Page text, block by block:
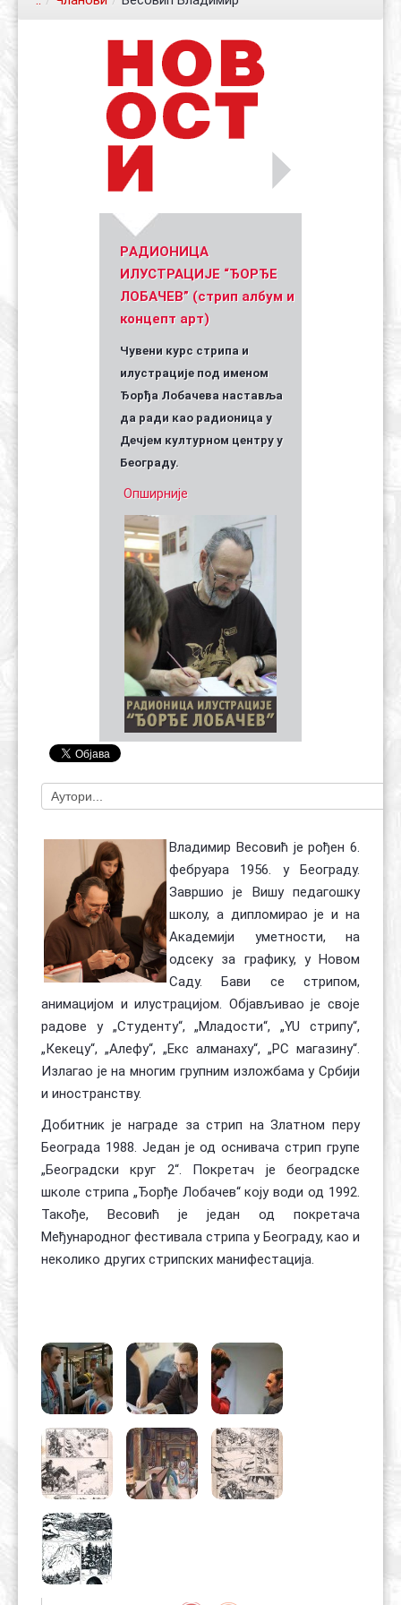
Уметник стрипа и духа Геза Шетет
(Биографија и стрипографија)
PАДИОНИЦА
ИЛУСТРАЦИЈЕ “ЂОРЂЕ
ЛОБАЧЕВ” (стрип албум и
концепт арт)
Чувени курс стрипа и
илустрације под именом
Ђорђа Лобачева наставља
да ради као радионица у
Дечјем културном центру у
Београду.
Опширније
Владимир Весовић је рођен 6.
фебруара 1956. у Београду.
Завршио је Вишу педагошку
школу, а дипломирао је и на
Академији уметности, на
одсеку за графику, у Новом
Саду. Бави се стрипом,
анимацијом и илустрацијом. Објављивао је своје
радове у „Студенту“, „Младости“, „YU стрипу“,
„Кекецу“, „Алефу“, „Екс алманаху“, „РС магазину“.
Излагао је на многим групним изложбама у Србији
и иностранству.
Добитник је награде за стрип на Златном перу
Београда 1988. Један је од оснивача стрип групе
„Београдски круг 2“. Покретач је београдске
школе стрипа „Ђорђе Лобачев“ коју води од 1992.
Такође, Весовић је један од покретача
Међународног фестивала стрипа у Београду, као и
неколико других стрипских манифестација.